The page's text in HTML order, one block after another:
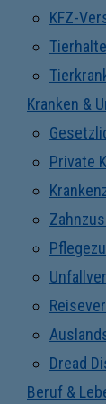
KFZ-
Kranken &
Private
Dread
Beruf &